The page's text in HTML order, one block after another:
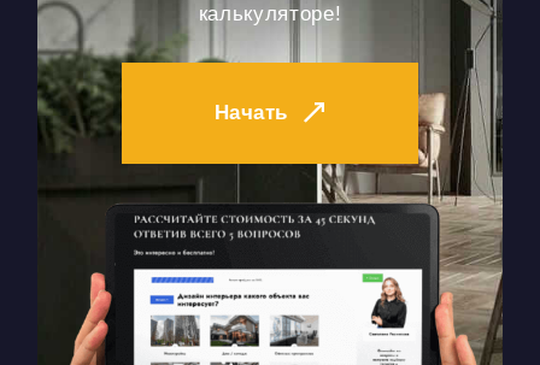
калькуляторе!
Начать